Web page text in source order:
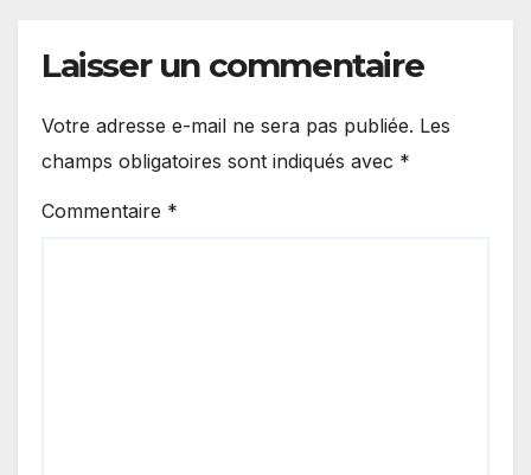
Laisser un commentaire
Votre adresse e-mail ne sera pas publiée. Les
champs obligatoires sont indiqués avec *
Commentaire *